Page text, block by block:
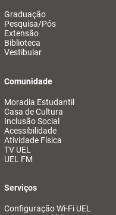
Graduação
Pesquisa/Pós
Extensão
Biblioteca
Vestibular
Comunidade
Moradia Estudantil
Casa de Cultura
Inclusão Social
Acessibilidade
Atividade Física
TV UEL
UEL FM
Serviços
Configuração Wi-Fi UEL